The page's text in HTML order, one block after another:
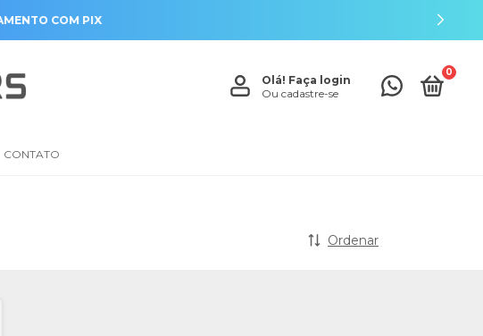
PIX
Olá! Faça login
Ou cadastre-se
0
CONTATO
Ordenar